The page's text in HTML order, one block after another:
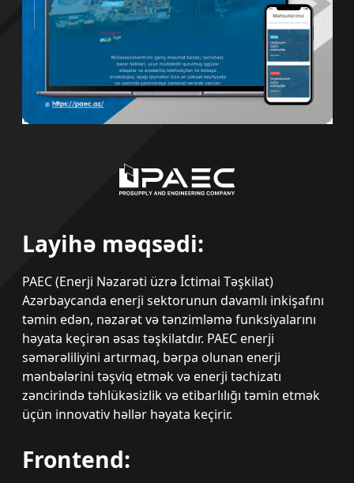
Layihə məqsədi:
PAEC (Enerji Nəzarəti üzrə İctimai Təşkilat)
Azərbaycanda enerji sektorunun davamlı inkişafını
təmin edən, nəzarət və tənzimləmə funksiyalarını
həyata keçirən əsas təşkilatdır. PAEC enerji
səmərəliliyini artırmaq, bərpa olunan enerji
mənbələrini təşviq etmək və enerji təchizatı
zəncirində təhlükəsizlik və etibarlılığı təmin etmək
üçün innovativ həllər həyata keçirir.
Frontend: